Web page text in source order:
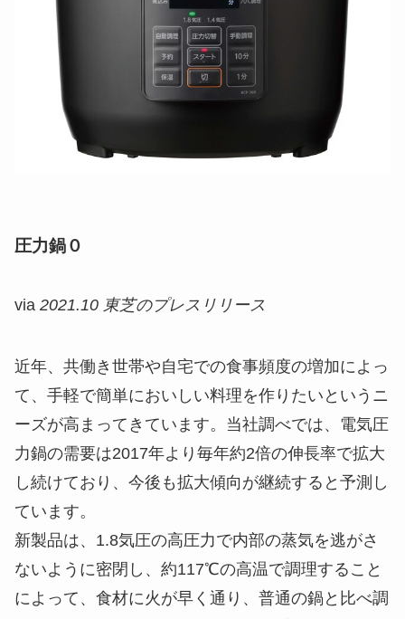
圧力鍋０
via 2021.10 東芝のプレスリリース
近年、共働き世帯や自宅での食事頻度の増加によっ
て、手軽で簡単においしい料理を作りたいというニ
ーズが高まってきています。当社調べでは、電気圧
力鍋の需要は2017年より毎年約2倍の伸長率で拡大
し続けており、今後も拡大傾向が継続すると予測し
ています。
新製品は、1.8気圧の高圧力で内部の蒸気を逃がさ
ないように密閉し、約117℃の高温で調理すること
によって、食材に火が早く通り、普通の鍋と比べ調